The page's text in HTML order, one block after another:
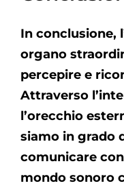
In conclusione,
organo
percepire e
Attraverso
l’orecchio
siamo in grado
comunicare
mondo sonoro